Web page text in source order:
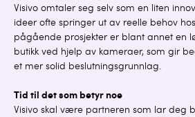
Visivo omtaler seg selv som en liten
ideer ofte springer ut av reelle behov
pågående prosjekter er blant annet en
butikk ved hjelp av kameraer, som gir
et mer solid beslutningsgrunnlag.
Tid til det som betyr noe
Visivo skal være partneren som lar deg